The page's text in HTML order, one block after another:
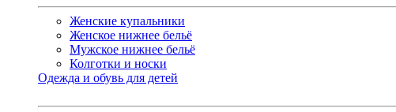
Женские купальники
Женское нижнее бельё
Мужское нижнее бельё
Колготки и носки
Одежда и обувь для детей